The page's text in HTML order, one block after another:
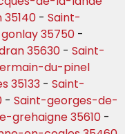
- Saint-
35750 -
35630 - Saint-
du-pinel
35133 - Saint-
- Saint-georges-de-
grehaigne 35610 -